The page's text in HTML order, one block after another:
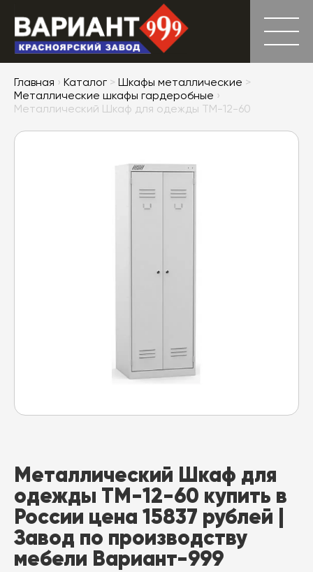
Главная › Каталог > Шкафы металлические >
Металлические шкафы гардеробные ›
Металлический Шкаф для одежды ТМ-12-60
Металлический Шкаф для
одежды ТМ-12-60 купить в
России цена 15837 рублей |
Завод по производству
мебели Вариант-999